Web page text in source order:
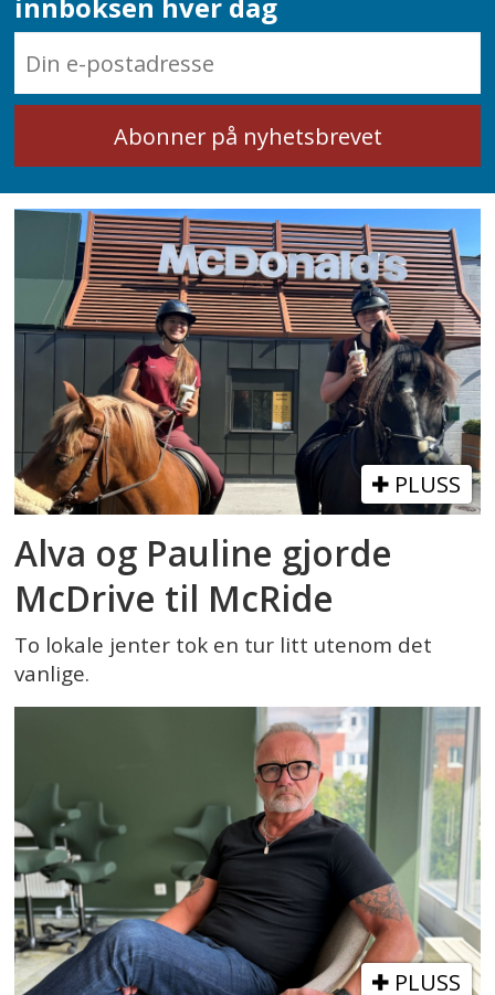
PLUSS
Alva og Pauline gjorde
McDrive til McRide
To lokale jenter tok en tur litt utenom det
vanlige.
PLUSS